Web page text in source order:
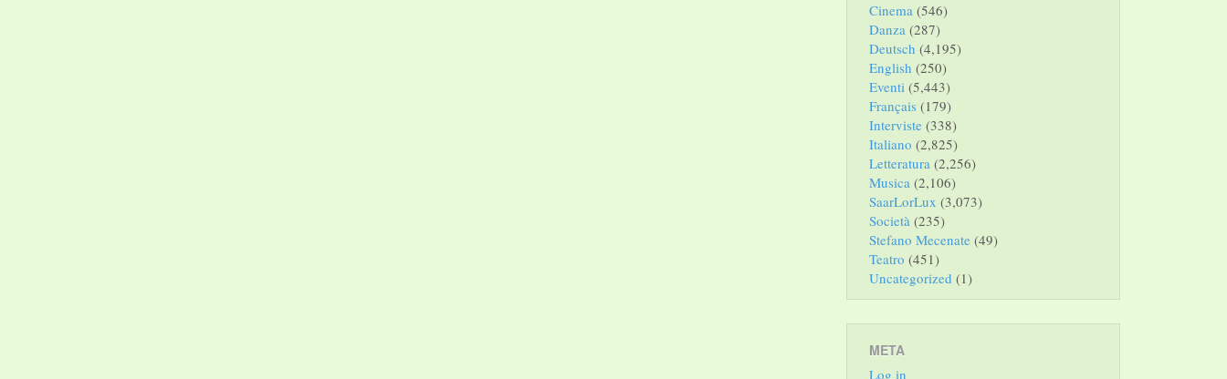
Cinema (546)
Danza (287)
Deutsch (4,195)
English (250)
Eventi (5,443)
Français (179)
Interviste (338)
Italiano (2,825)
Letteratura (2,256)
Musica (2,106)
SaarLorLux (3,073)
Società (235)
Stefano Mecenate (49)
Teatro (451)
Uncategorized (1)
META
Log in